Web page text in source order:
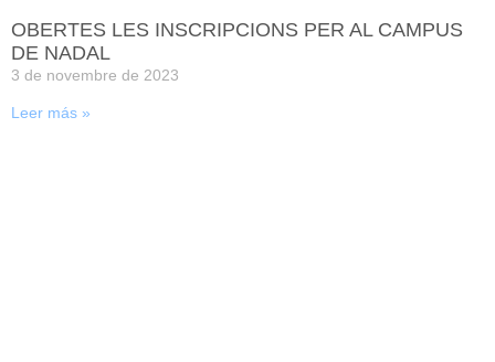
OBERTES LES INSCRIPCIONS PER AL CAMPUS
DE NADAL
3 de novembre de 2023
Leer más »